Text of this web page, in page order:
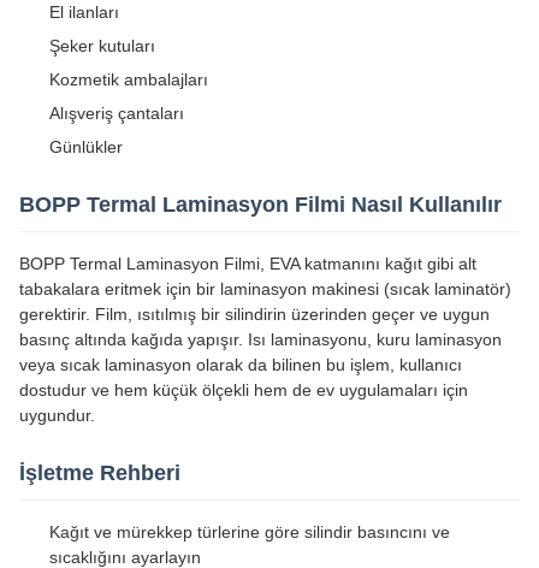
El ilanları
Şeker kutuları
Kozmetik ambalajları
Alışveriş çantaları
Günlükler
BOPP Termal Laminasyon Filmi Nasıl Kullanılır
BOPP Termal Laminasyon Filmi, EVA katmanını kağıt gibi alt
tabakalara eritmek için bir laminasyon makinesi (sıcak laminatör)
gerektirir. Film, ısıtılmış bir silindirin üzerinden geçer ve uygun
basınç altında kağıda yapışır. Isı laminasyonu, kuru laminasyon
veya sıcak laminasyon olarak da bilinen bu işlem, kullanıcı
dostudur ve hem küçük ölçekli hem de ev uygulamaları için
uygundur.
İşletme Rehberi
Kağıt ve mürekkep türlerine göre silindir basıncını ve
sıcaklığını ayarlayın